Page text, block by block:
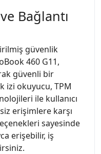
Bağlantı
güvenlik
460 G11,
güvenli bir
izi okuyucu, TPM
ile kullanıcı
erişimlere karşı
sayesinde
erişebilir, iş